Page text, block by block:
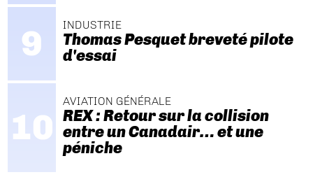
INDUSTRIE
Thomas Pesquet breveté pilote
d'essai
AVIATION GÉNÉRALE
REX : Retour sur la collision
entre un Canadair… et une
péniche